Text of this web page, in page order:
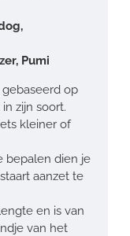
Pumi
op
zijn soort.
kleiner of
bepalen dien je
aanzet te
en is van
van het